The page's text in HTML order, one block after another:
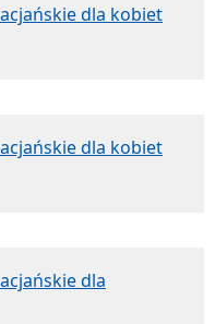
dla kobiet
dla kobiet
dla